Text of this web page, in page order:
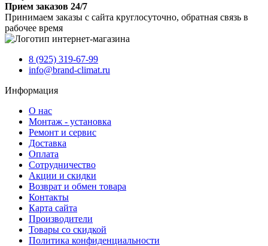
Прием заказов 24/7
Принимаем заказы с сайта круглосуточно, обратная связь в
рабочее время
8 (925) 319-67-99
info@brand-climat.ru
Информация
О нас
Монтаж - установка
Ремонт и сервис
Доставка
Оплата
Сотрудничество
Акции и скидки
Возврат и обмен товара
Контакты
Карта сайта
Производители
Товары со скидкой
Политика конфиденциальности